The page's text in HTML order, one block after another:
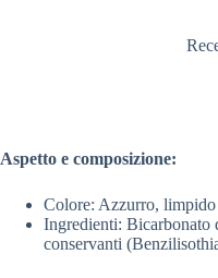
Aspetto e composizione:
Colore: Azzurro, limpido
Ingredienti:
conservanti